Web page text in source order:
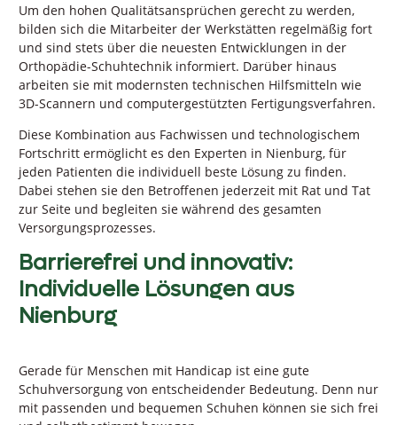
Um den hohen Qualitätsansprüchen gerecht zu werden,
bilden sich die Mitarbeiter der Werkstätten regelmäßig fort
und sind stets über die neuesten Entwicklungen in der
Orthopädie-Schuhtechnik informiert. Darüber hinaus
arbeiten sie mit modernsten technischen Hilfsmitteln wie
3D-Scannern und computergestützten Fertigungsverfahren.
Diese Kombination aus Fachwissen und technologischem
Fortschritt ermöglicht es den Experten in Nienburg, für
jeden Patienten die individuell beste Lösung zu finden.
Dabei stehen sie den Betroffenen jederzeit mit Rat und Tat
zur Seite und begleiten sie während des gesamten
Versorgungsprozesses.
Barrierefrei und innovativ:
Individuelle Lösungen aus
Nienburg
Gerade für Menschen mit Handicap ist eine gute
Schuhversorgung von entscheidender Bedeutung. Denn nur
mit passenden und bequemen Schuhen können sie sich frei